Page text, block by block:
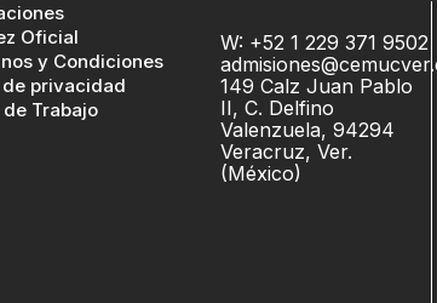
Oficial
y Condiciones
de privacidad
de Trabajo
W: +52 1 229 371 9502
149 Calz Juan Pablo
II, C. Delfino
Valenzuela, 94294
Veracruz, Ver.
(México)